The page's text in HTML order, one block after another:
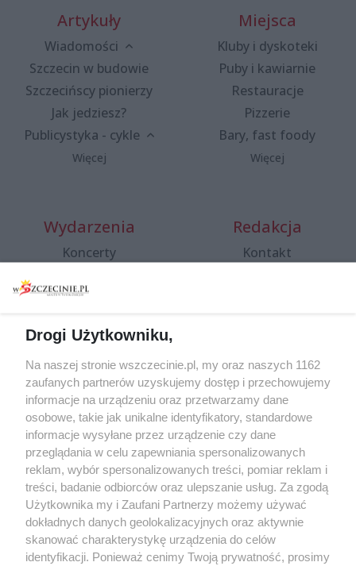
Artykuły
Wiadomości
Szczecin w budowie
Szczecińscy pionierzy
Jak jedziesz?
Publicystyka - cykle
Więcej
Miejsca
Kluby i dyskoteki
Puby i kawiarnie
Restauracje
Pizzerie
Bary, fast foody
Więcej
Wydarzenia
Koncerty
Spacery i oprowadzania
targi
Wernisaże
Więcej
Redakcja
Kontakt
Specjalny koncert z okazji
20. urodzin portalu
wSzczecinie.pl
Regulamin konkursów
śniadaniówka "Hej
Szczecin! Jest piątek!"
Partnerzy
Praca Szczecin
Drogi Użytkowniku,
Na naszej stronie wszczecinie.pl, my oraz naszych 1162
zaufanych partnerów uzyskujemy dostęp i przechowujemy
informacje na urządzeniu oraz przetwarzamy dane
osobowe, takie jak unikalne identyfikatory, standardowe
informacje wysyłane przez urządzenie czy dane
przeglądania w celu zapewniania spersonalizowanych
reklam, wybór spersonalizowanych treści, pomiar reklam i
treści, badanie odbiorców oraz ulepszanie usług. Za zgodą
Użytkownika my i Zaufani Partnerzy możemy używać
dokładnych danych geolokalizacyjnych oraz aktywnie
skanować charakterystykę urządzenia do celów
identyfikacji. Ponieważ cenimy Twoją prywatność, prosimy